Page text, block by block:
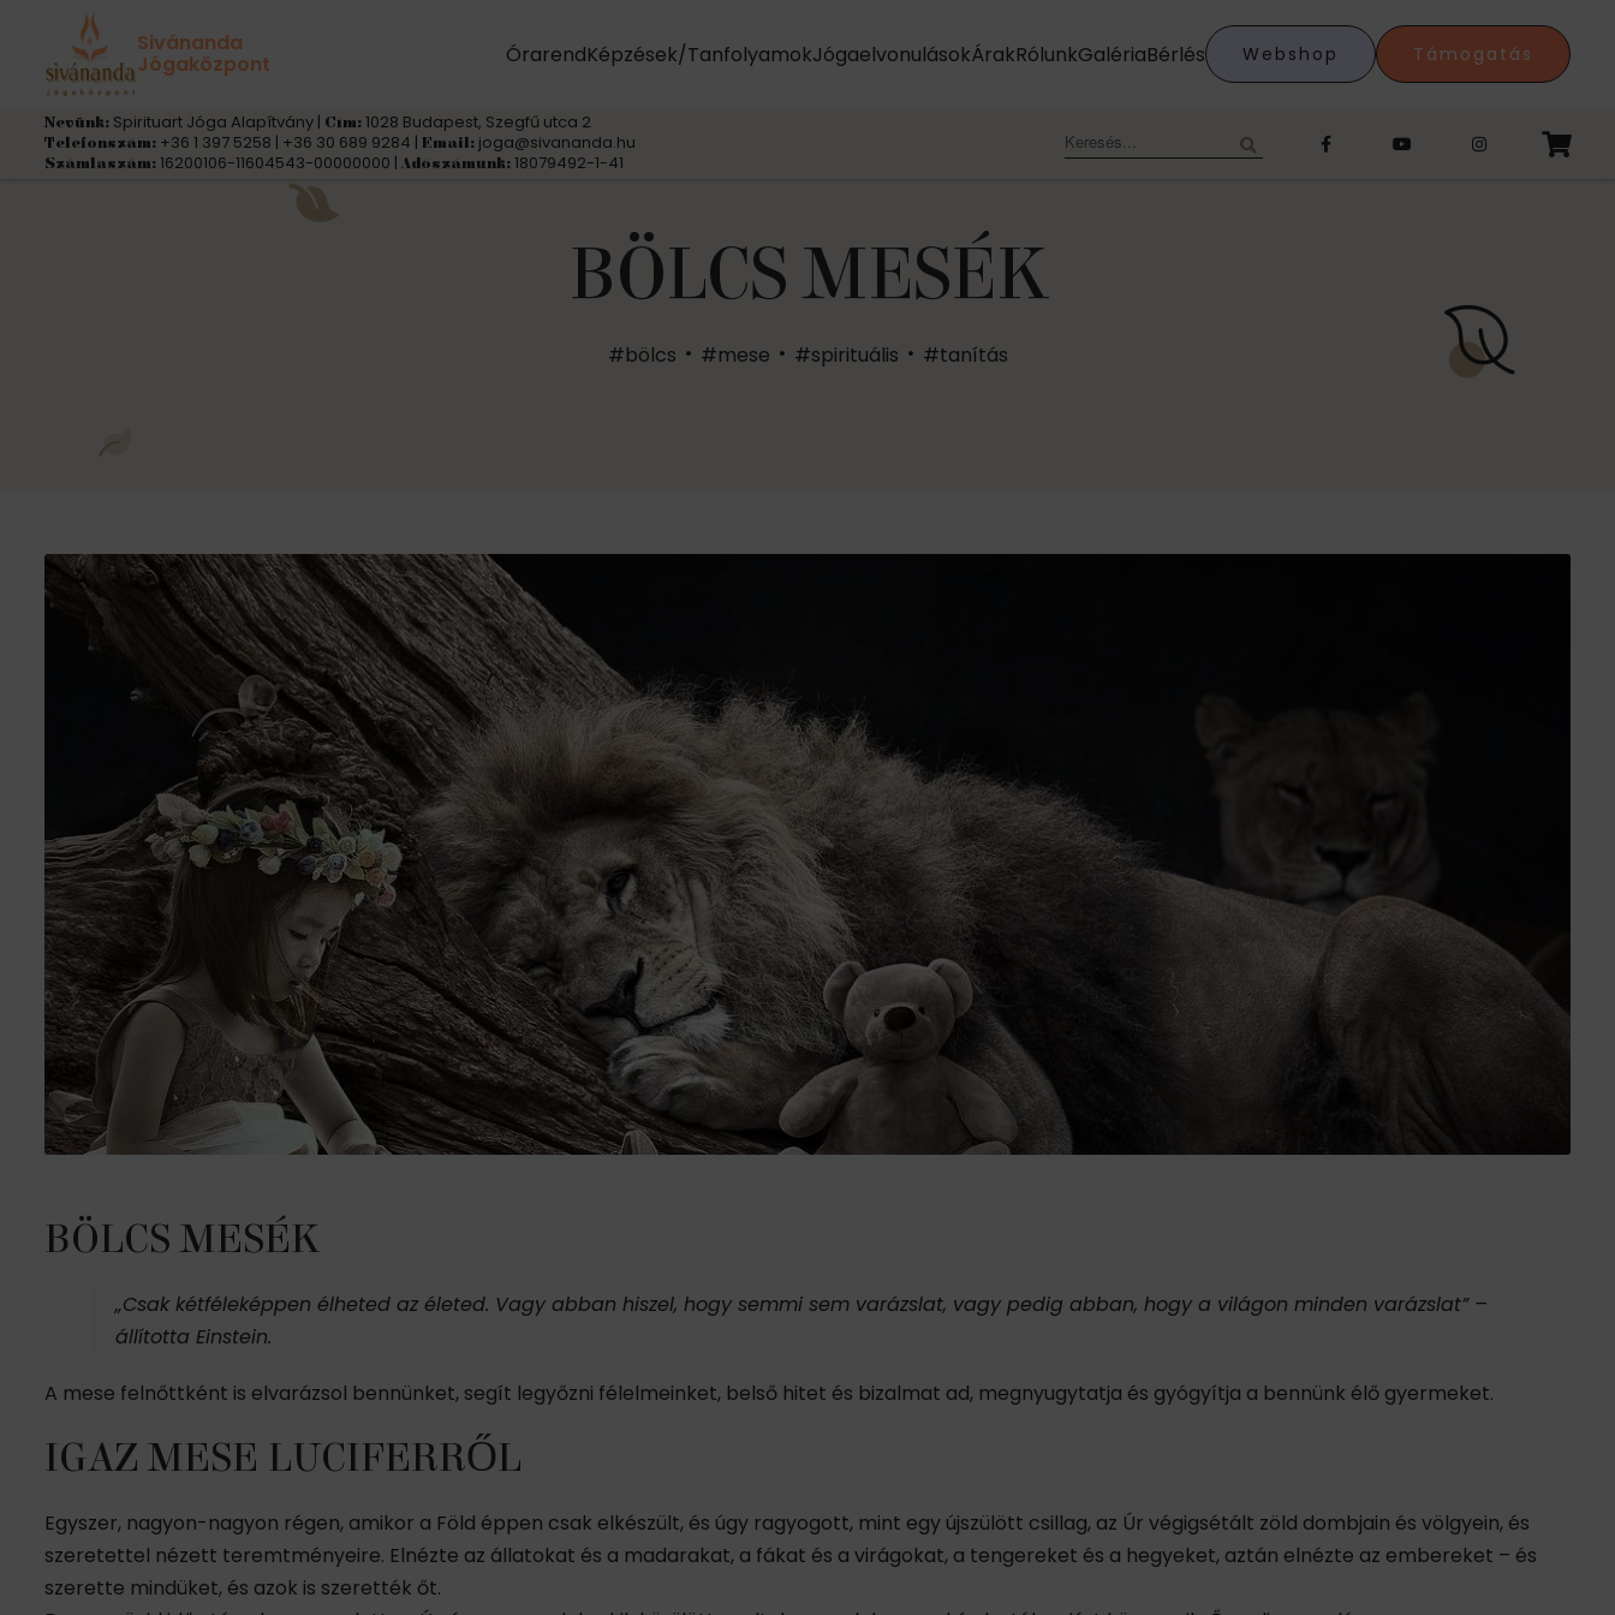
Sivánanda
Jógaközpont ÓrarendKépzések/TanfolyamokJógaelvonulásokÁrakRólunkGalériaBérlés Webshop Támogatás
Nevünk: Spirituart Jóga Alapítvány | Cím: 1028 Budapest, Szegfű utca 2
Telefonszám: +36 1 397 5258 | +36 30 689 9284 | Email: joga@sivananda.hu
Számlaszám: 16200106-11604543-00000000 | Adószámunk: 18079492-1-41
Keresés:
BÖLCS MESÉK
#bölcs #mese #spirituális #tanítás
BÖLCS MESÉK
„Csak kétféleképpen élheted az életed. Vagy abban hiszel, hogy semmi sem varázslat, vagy pedig abban, hogy a világon minden varázslat”–
állította Einstein.
A mese felnőttként is elvarázsol bennünket, segít legyőzni félelmeinket, belső hitet és bizalmat ad, megnyugytatja és gyógyítja a bennünk élő gyermeket.
IGAZ MESE LUCIFERRŐL
Egyszer, nagyon-nagyon régen, amikor a Föld éppen csak elkészült, és úgy ragyogott, mint egy újszülött csillag, az Úr végigsétált zöld dombjain és völgyein, és
szeretettel nézett teremtményeire. Elnézte az állatokat és a madarakat, a fákat és a virágokat, a tengereket és a hegyeket, aztán elnézte az embereket – és
szerette mindüket, és azok is szerették őt.